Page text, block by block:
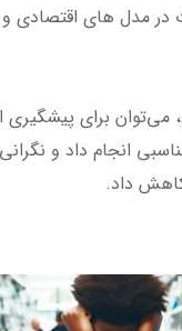
در مدل های اقتصادی و
می‌توان برای پیشگیری
انجام داد و
داد.